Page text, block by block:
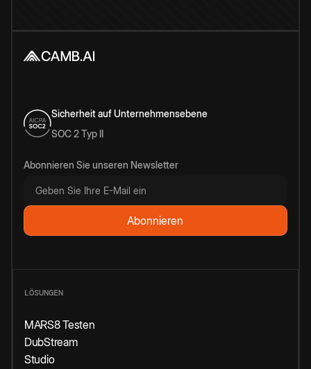
Sicherheit auf Unternehmensebene
SOC 2 Typ II
Abonnieren Sie unseren Newsletter
LÖSUNGEN
MARS8 Testen
DubStream
Studio